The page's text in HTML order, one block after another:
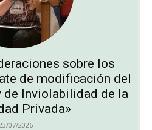
sobre los
de modificación del
de Inviolabilidad de la
Privada»
07/2026